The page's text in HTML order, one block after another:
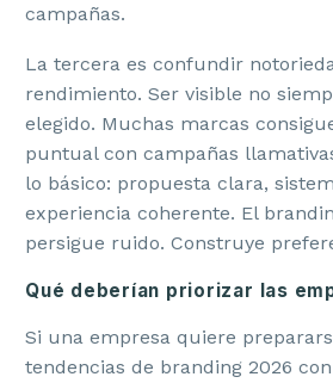
campañas.
La tercera es confundir
rendimiento. Ser visible no
elegido. Muchas marcas
puntual con campañas
lo básico: propuesta clara,
experiencia coherente. El
persigue ruido. Construye
Qué deberían priorizar las
Si una empresa quiere
tendencias de branding 2026